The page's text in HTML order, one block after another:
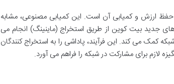
در حفظ ارزش و کمیابی آن است. این کمیابی مصنوعی، مشابه
جدید بیت کوین از طریق استخراج (ماینینگ) انجام می
کمک می کند. این فرآیند، پاداشی را به استخراج کنندگان
لازم برای مشارکت در شبکه را فراهم می آورد.